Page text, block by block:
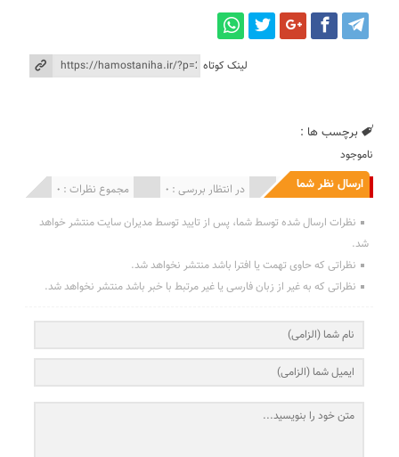
لینک کوتاه
برچسب ها :
ناموجود
ارسال نظر شما مجموع نظرات : 0 در انتظار بررسی : 0 انتشار یافته : 0
نظرات ارسال شده توسط شما، پس از تایید توسط مدیران سایت منتشر خواهد
شد.
نظراتی که حاوی تهمت یا افترا باشد منتشر نخواهد شد.
نظراتی که به غیر از زبان فارسی یا غیر مرتبط با خبر باشد منتشر نخواهد شد.